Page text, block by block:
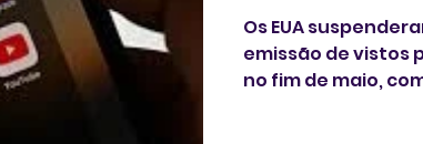
Os EUA
emissão de vistos
no fim de maio,